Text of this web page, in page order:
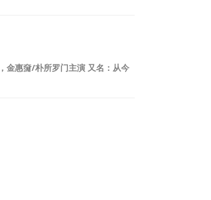
金惠奫/朴所罗门主演 又名：从今